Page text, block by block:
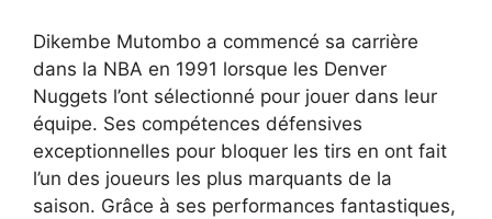
Dikembe Mutombo a commencé sa carrière
dans la NBA en 1991 lorsque les Denver
Nuggets l’ont sélectionné pour jouer dans leur
équipe. Ses compétences défensives
exceptionnelles pour bloquer les tirs en ont fait
l’un des joueurs les plus marquants de la
saison. Grâce à ses performances fantastiques,